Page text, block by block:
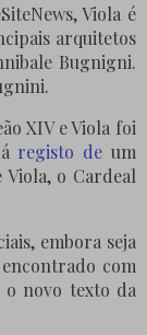
Viola é
arquitetos
Bugnigni.
XIV e Viola foi
registo de um
o Cardeal
embora seja
com
novo texto da